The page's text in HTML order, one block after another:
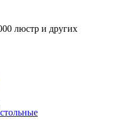
люстр и других